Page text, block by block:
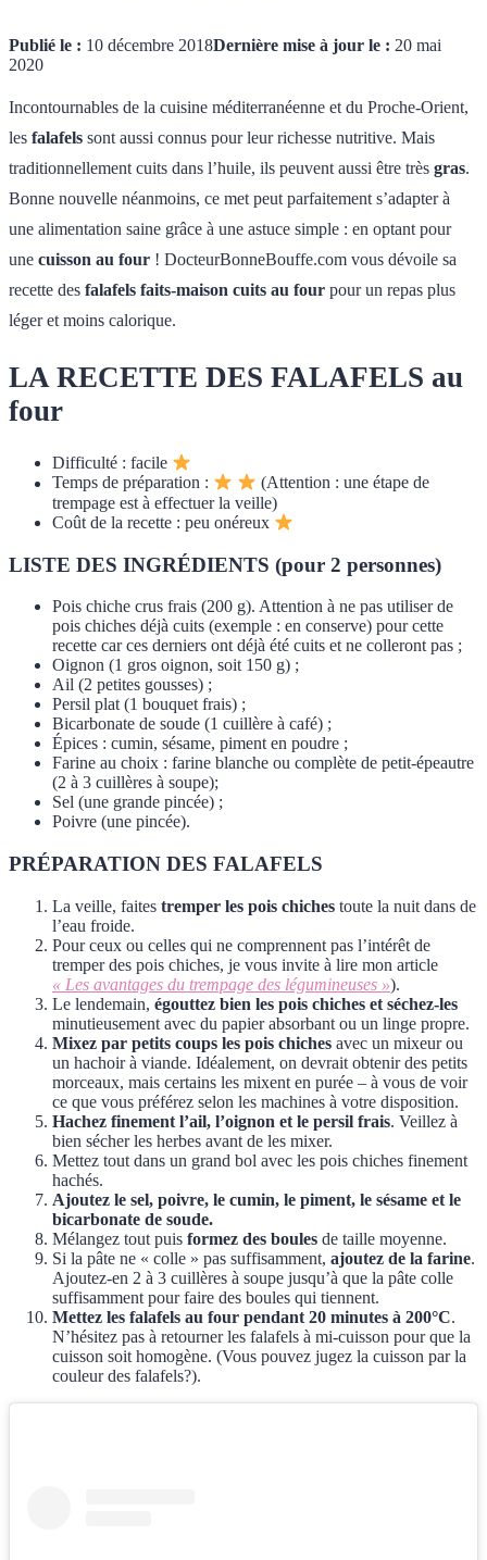
Publié le : 10 décembre 2018Dernière mise à jour le : 20 mai
2020
Incontournables de la cuisine méditerranéenne et du Proche-Orient,
les falafels sont aussi connus pour leur richesse nutritive. Mais
traditionnellement cuits dans l’huile, ils peuvent aussi être très gras.
Bonne nouvelle néanmoins, ce met peut parfaitement s’adapter à
une alimentation saine grâce à une astuce simple : en optant pour
une cuisson au four ! DocteurBonneBouffe.com vous dévoile sa
recette des falafels faits-maison cuits au four pour un repas plus
léger et moins calorique.
LA RECETTE DES FALAFELS au
four
Difficulté : facile
Temps de préparation :
(Attention : une étape de
trempage est à effectuer la veille)
Coût de la recette : peu onéreux
LISTE DES INGRÉDIENTS (pour 2 personnes)
Pois chiche crus frais (200 g). Attention à ne pas utiliser de
pois chiches déjà cuits (exemple : en conserve) pour cette
recette car ces derniers ont déjà été cuits et ne colleront pas ;
Oignon (1 gros oignon, soit 150 g) ;
Ail (2 petites gousses) ;
Persil plat (1 bouquet frais) ;
Bicarbonate de soude (1 cuillère à café) ;
Épices : cumin, sésame, piment en poudre ;
Farine au choix : farine blanche ou complète de petit-épeautre
(2 à 3 cuillères à soupe);
Sel (une grande pincée) ;
Poivre (une pincée).
PRÉPARATION DES FALAFELS
La veille, faites tremper les pois chiches toute la nuit dans de
l’eau froide.
Pour ceux ou celles qui ne comprennent pas l’intérêt de
tremper des pois chiches, je vous invite à lire mon article
« Les avantages du trempage des légumineuses »).
Le lendemain, égouttez bien les pois chiches et séchez-les
minutieusement avec du papier absorbant ou un linge propre.
Mixez par petits coups les pois chiches avec un mixeur ou
un hachoir à viande. Idéalement, on devrait obtenir des petits
morceaux, mais certains les mixent en purée – à vous de voir
ce que vous préférez selon les machines à votre disposition.
Hachez finement l’ail, l’oignon et le persil frais. Veillez à
bien sécher les herbes avant de les mixer.
Mettez tout dans un grand bol avec les pois chiches finement
hachés.
Ajoutez le sel, poivre, le cumin, le piment, le sésame et le
bicarbonate de soude.
Mélangez tout puis formez des boules de taille moyenne.
Si la pâte ne « colle » pas suffisamment, ajoutez de la farine.
Ajoutez-en 2 à 3 cuillères à soupe jusqu’à que la pâte colle
suffisamment pour faire des boules qui tiennent.
Mettez les falafels au four pendant 20 minutes à 200°C.
N’hésitez pas à retourner les falafels à mi-cuisson pour que la
cuisson soit homogène. (Vous pouvez jugez la cuisson par la
couleur des falafels?).